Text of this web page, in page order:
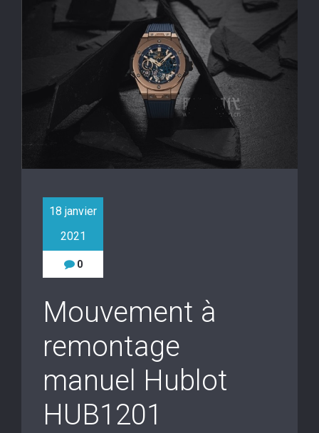
18 janvier
2021
0
Mouvement à
remontage
manuel Hublot
HUB1201